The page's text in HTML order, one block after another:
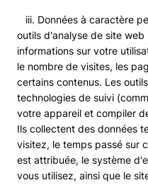
iii. Données à caractère
outils d'analyse de site
informations sur votre
le nombre de visites, les
certains contenus. Les
technologies de suivi
votre appareil et compiler
Ils collectent des données
visitez, le temps passé sur
est attribuée, le système
vous utilisez, ainsi que le